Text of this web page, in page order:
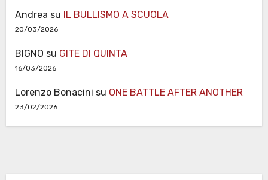
Andrea su IL BULLISMO A SCUOLA
20/03/2026
BIGNO su GITE DI QUINTA
16/03/2026
Lorenzo Bonacini su ONE BATTLE AFTER ANOTHER
23/02/2026